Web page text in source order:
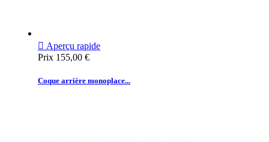
 Aperçu rapide
Prix 155,00 €
Coque arrière monoplace...